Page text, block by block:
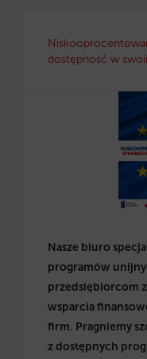
dostępność w
Nasze biuro
programów
przedsiębiorcom
wsparcia
firm. Pragniemy
z dostępnych